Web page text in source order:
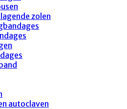
zolen
autoclaven